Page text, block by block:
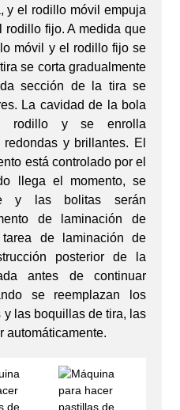
y el rodillo móvil empuja
rodillo fijo. A medida que
móvil y el rodillo fijo se
se corta gradualmente
sección de la tira se
La cavidad de la bola
rodillo y se enrolla
y brillantes. El
está controlado por el
llega el momento, se
y las bolitas serán
de laminación de
de laminación de
posterior de la
antes de continuar
se reemplazan los
y las boquillas de tira, las
automáticamente.